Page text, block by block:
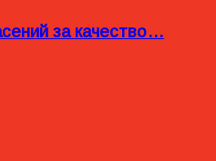
за качество…